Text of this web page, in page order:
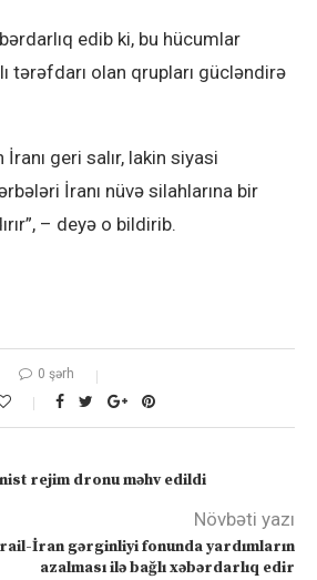
edib ki, bu hücumlar
tərəfdarı olan qrupları gücləndirə
geri salır, lakin siyasi
İranı nüvə silahlarına bir
– deyə o bildirib.
0 şərh
rejim dronu məhv edildi
Növbəti yazı
İran gərginliyi fonunda yardımların
azalması ilə bağlı xəbərdarlıq edir